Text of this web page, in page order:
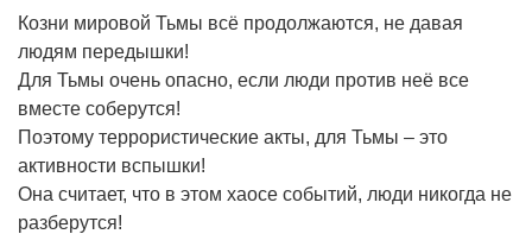
Козни мировой Тьмы всё продолжаются, не давая
людям передышки!
Для Тьмы очень опасно, если люди против неё все
вместе соберутся!
Поэтому террористические акты, для Тьмы – это
активности вспышки!
Она считает, что в этом хаосе событий, люди никогда не
разберутся!